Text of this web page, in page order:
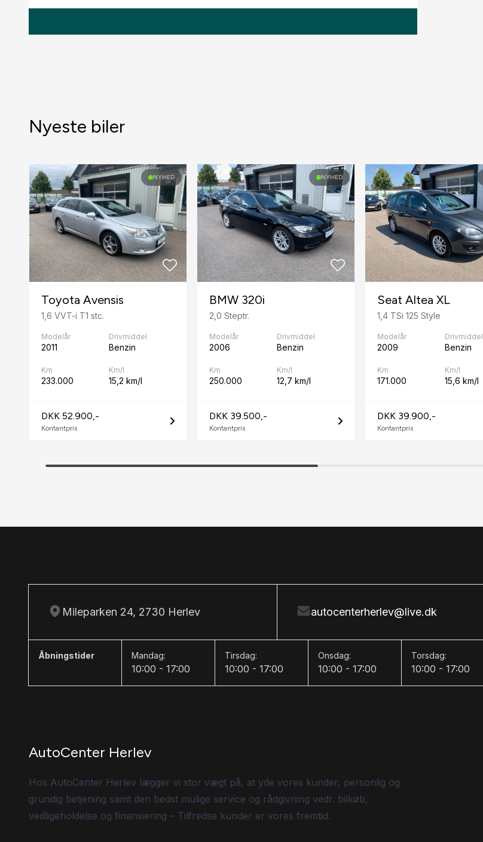
Nyeste biler
NYHED
Toyota Avensis
1,6 VVT-i T1 stc.
Modelår
2011
Drivmiddel
Benzin
Km
233.000
Km/l
15,2 km/l
DKK 52.900,-
Kontantpris
NYHED
BMW 320i
2,0 Steptr.
Modelår
2006
Drivmiddel
Benzin
Km
250.000
Km/l
12,7 km/l
DKK 39.500,-
Kontantpris
Seat Altea XL
1,4 TSi 125 Style
Modelår
2009
Drivmiddel
Benzin
Km
171.000
Km/l
15,6 km/l
DKK 39.900,-
Kontantpris
Mileparken 24, 2730 Herlev autocenterherlev@live.dk
Åbningstider Mandag:
10:00 - 17:00
Tirsdag:
10:00 - 17:00
Onsdag:
10:00 - 17:00
Torsdag:
10:00 - 17:00
AutoCenter Herlev
Hos AutoCenter Herlev lægger vi stor vægt på, at yde vores kunder, personlig og
grundig betjening samt den bedst mulige service og rådgivning vedr. bilkøb,
vedligeholdelse og finansiering – Tilfredse kunder er vores fremtid.